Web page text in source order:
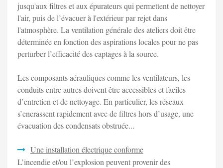
jusqu'aux filtres et aux épurateurs qui permettent de nettoyer
l'air, puis de l’évacuer à l'extérieur par rejet dans
l'atmosphère. La ventilation générale des ateliers doit être
déterminée en fonction des aspirations locales pour ne pas
perturber l’efficacité des captages à la source.
Les composants aérauliques comme les ventilateurs, les
conduits entre autres doivent être accessibles et faciles
d’entretien et de nettoyage. En particulier, les réseaux
s’encrassent rapidement avec de filtres hors d’usage, une
évacuation des condensats obstruée...
Une installation électrique conforme
L’incendie et/ou l’explosion peuvent provenir des